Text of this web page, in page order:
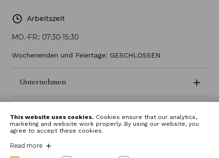
Arbeitszeit
MO.-FR.: 07:30-15:30
Wochenenden und Feiertage: GESCHLOSSEN
Unternehmen
This website uses cookies. Cookies ensure that our analytics,
marketing and website work properly. By using our website, you
agree to accept these cookies.
Read more